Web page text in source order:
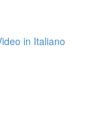
in Italiano